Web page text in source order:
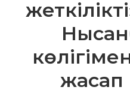
жасап